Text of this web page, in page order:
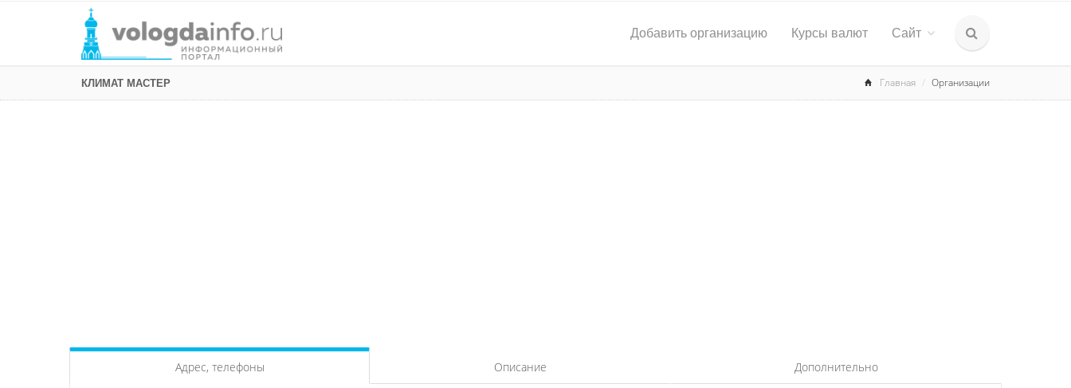
Добавить организацию Курсы валют Сайт
КЛИМАТ МАСТЕР Главная Организации
Адрес, телефоны Описание Дополнительно